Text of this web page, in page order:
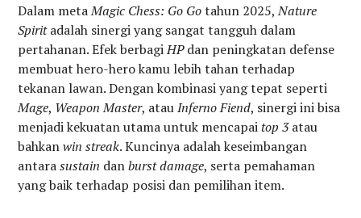
Dalam metaMagic Chess: Go Gotahun 2025,Nature
Spiritadalah sinergi yang sangat tangguh dalam
pertahanan. Efek berbagiHPdan peningkatan defense
membuat hero-hero kamu lebih tahan terhadap
tekanan lawan. Dengan kombinasi yang tepat seperti
Mage, Weapon Master, atauInferno Fiend, sinergi ini bisa
menjadi kekuatan utama untuk mencapaitop 3atau
bahkanwin streak. Kuncinya adalah keseimbangan
antarasustain danburst damage, serta pemahaman
yang baik terhadap posisi dan pemilihan item.